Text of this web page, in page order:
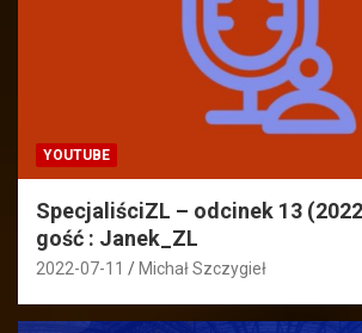
YOUTUBE
SpecjaliściZL – odcinek 13
gość : Janek_ZL
2022-07-11 Michał Szczygieł